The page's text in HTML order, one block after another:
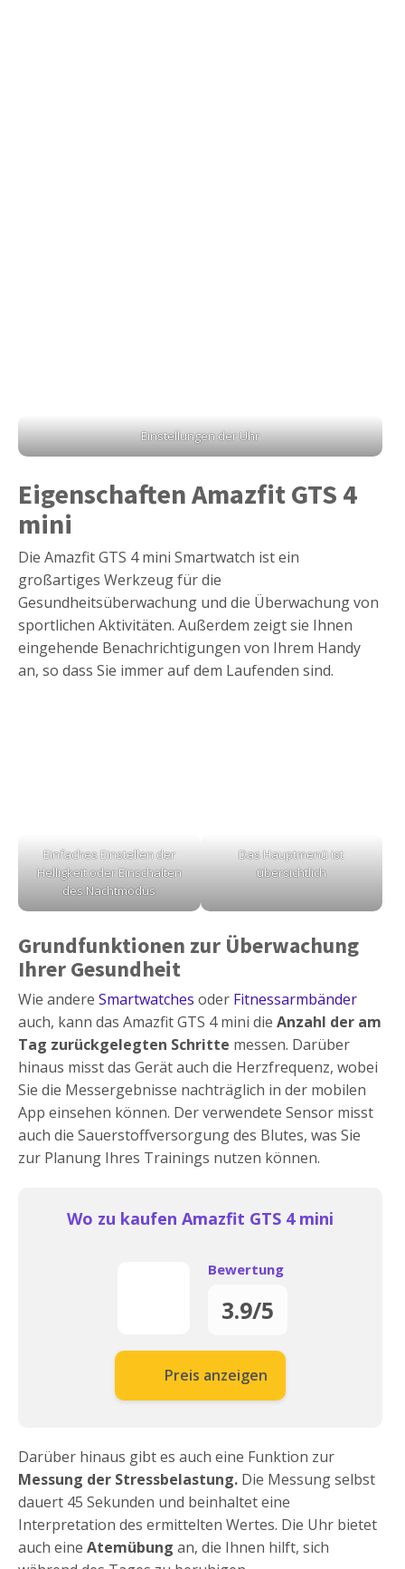
Einstellungen der Uhr
Eigenschaften Amazfit GTS 4
mini
Die Amazfit GTS 4 mini Smartwatch ist ein
großartiges Werkzeug für die
Gesundheitsüberwachung und die Überwachung von
sportlichen Aktivitäten. Außerdem zeigt sie Ihnen
eingehende Benachrichtigungen von Ihrem Handy
an, so dass Sie immer auf dem Laufenden sind.
Einfaches Einstellen der
Helligkeit oder Einschalten
des Nachtmodus
Das Hauptmenü ist
übersichtlich
Grundfunktionen zur Überwachung
Ihrer Gesundheit
Wie andere Smartwatches oder Fitnessarmbänder
auch, kann das Amazfit GTS 4 mini die Anzahl der am
Tag zurückgelegten Schritte messen. Darüber
hinaus misst das Gerät auch die Herzfrequenz, wobei
Sie die Messergebnisse nachträglich in der mobilen
App einsehen können. Der verwendete Sensor misst
auch die Sauerstoffversorgung des Blutes, was Sie
zur Planung Ihres Trainings nutzen können.
Wo zu kaufen Amazfit GTS 4 mini
Bewertung
3.9/5
Preis anzeigen
Darüber hinaus gibt es auch eine Funktion zur
Messung der Stressbelastung. Die Messung selbst
dauert 45 Sekunden und beinhaltet eine
Interpretation des ermittelten Wertes. Die Uhr bietet
auch eine Atemübung an, die Ihnen hilft, sich